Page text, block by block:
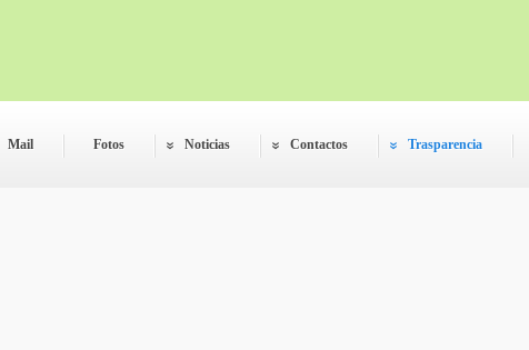
Mail Fotos Noticias Contactos Trasparencia